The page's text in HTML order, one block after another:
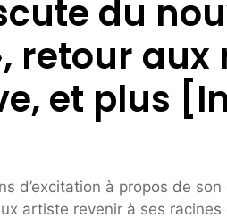
du
retour
et plus
d’excitation à propos de
artiste revenir à ses